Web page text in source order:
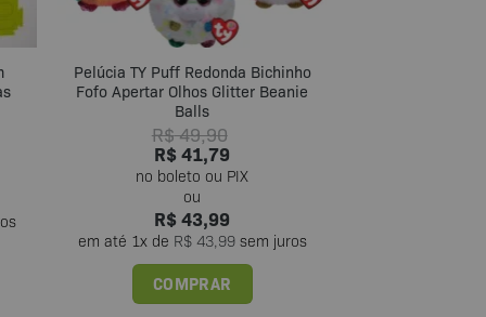
Pelúcia TY Puff Redonda Bichinho
Fofo Apertar Olhos Glitter Beanie
Balls
R$49,90
R$41,79
R$43,99
em até 1x de R$43,99sem juros
COMPRAR